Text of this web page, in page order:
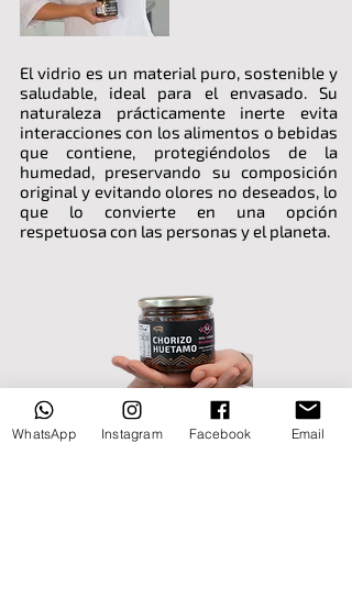
El vidrio es un material puro, sostenible y
saludable, ideal para el envasado. Su
naturaleza prácticamente inerte evita
interacciones con los alimentos o bebidas
que contiene, protegiéndolos de la
humedad, preservando su composición
original y evitando olores no deseados, lo
que lo convierte en una opción
respetuosa con las personas y el planeta.
WhatsApp Instagram Facebook Email